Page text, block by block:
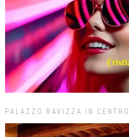
PALAZZO RAVIZZA IN